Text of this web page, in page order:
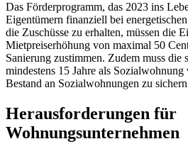
Das Förderprogramm, das 2023 ins
Eigentümern finanziell bei
die Zuschüsse zu erhalten, müssen die
Mietpreiserhöhung von maximal 50
Sanierung zustimmen. Zudem muss die
mindestens 15 Jahre als
Bestand an Sozialwohnungen zu
Herausforderungen für
Wohnungsunternehmen